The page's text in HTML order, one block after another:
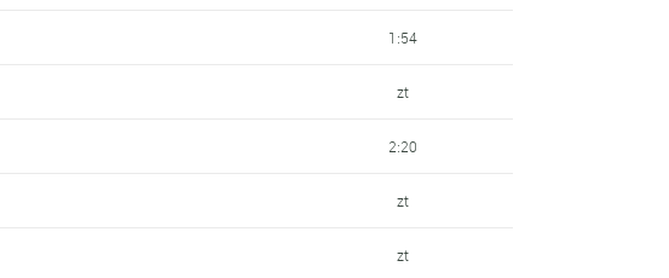
1:54
zt
2:20
zt
zt